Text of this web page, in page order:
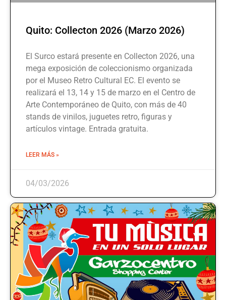
Quito: Collecton 2026 (Marzo 2026)
El Surco estará presente en Collecton 2026, una
mega exposición de coleccionismo organizada
por el Museo Retro Cultural EC. El evento se
realizará el 13, 14 y 15 de marzo en el Centro de
Arte Contemporáneo de Quito, con más de 40
stands de vinilos, juguetes retro, figuras y
artículos vintage. Entrada gratuita.
LEER MÁS »
04/03/2026